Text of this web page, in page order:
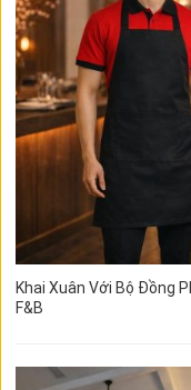
Khai Xuân Với Bộ Đồng
F&B